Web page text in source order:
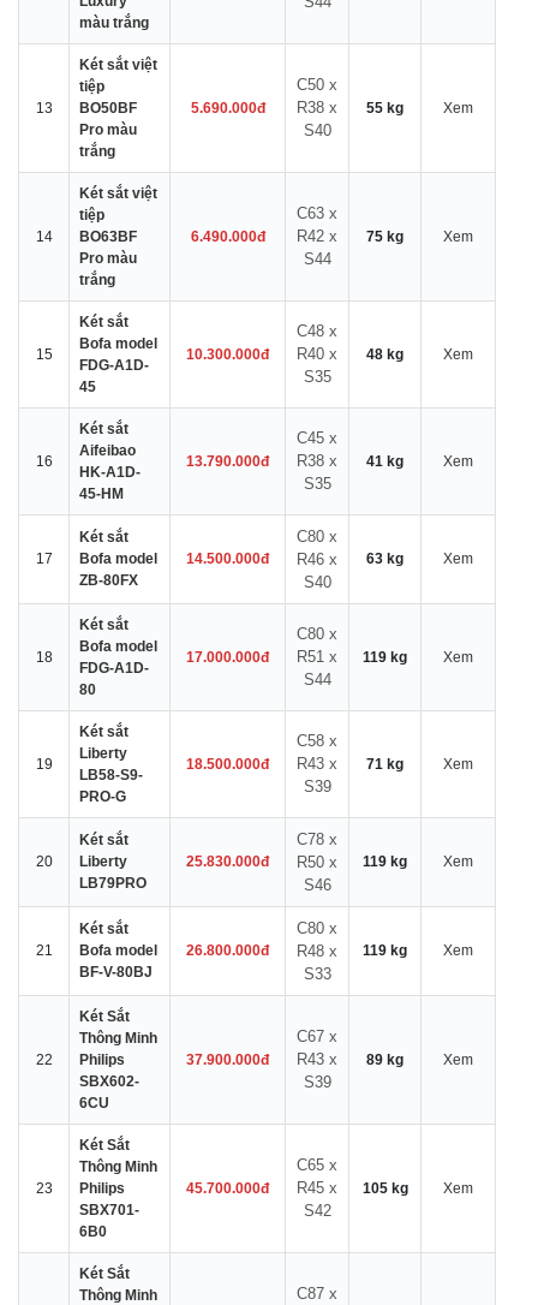
màu trắng
13
Két sắt việt
tiệp
BO50BF
Pro màu
trắng
5.690.000đ
C50 x
R38 x
S40
55 kg Xem
14
Két sắt việt
tiệp
BO63BF
Pro màu
trắng
6.490.000đ
C63 x
R42 x
S44
75 kg Xem
15
Két sắt
Bofa model
FDG-A1D-
45
10.300.000đ
C48 x
R40 x
S35
48 kg Xem
16
Két sắt
Aifeibao
HK-A1D-
45-HM
13.790.000đ
C45 x
R38 x
S35
41 kg Xem
17
Két sắt
Bofa model
ZB-80FX
14.500.000đ
C80 x
R46 x
S40
63 kg Xem
18
Két sắt
Bofa model
FDG-A1D-
80
17.000.000đ
C80 x
R51 x
S44
119 kg Xem
19
Két sắt
Liberty
LB58-S9-
PRO-G
18.500.000đ
C58 x
R43 x
S39
71 kg Xem
20
Két sắt
Liberty
LB79PRO
25.830.000đ
C78 x
R50 x
S46
119 kg Xem
21
Két sắt
Bofa model
BF-V-80BJ
26.800.000đ
C80 x
R48 x
S33
119 kg Xem
22
Két Sắt
Thông Minh
Philips
SBX602-
6CU
37.900.000đ
C67 x
R43 x
S39
89 kg Xem
23
Két Sắt
Thông Minh
Philips
SBX701-
6B0
45.700.000đ
C65 x
R45 x
S42
105 kg Xem
Két Sắt
Thông Minh
C87 x